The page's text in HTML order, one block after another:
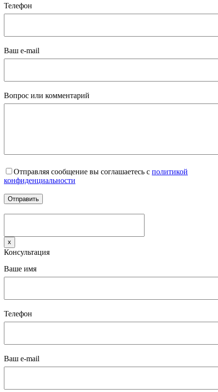
Телефон
Ваш e-mail
Вопрос или комментарий
Отправляя сообщение вы соглашаетесь с политикой
конфиденциальности
x
Консультация
Ваше имя
Телефон
Ваш e-mail